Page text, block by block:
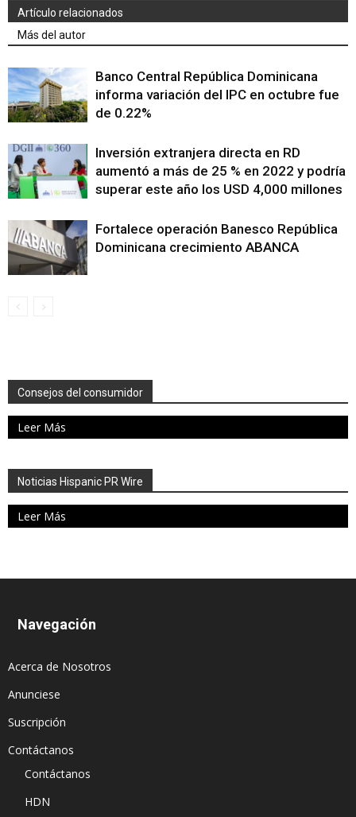
Artículo relacionados
Más del autor
Banco Central República Dominicana
informa variación del IPC en octubre fue
de 0.22%
Inversión extranjera directa en RD
aumentó a más de 25 % en 2022 y podría
superar este año los USD 4,000 millones
Fortalece operación Banesco República
Dominicana crecimiento ABANCA
Consejos del consumidor
Leer Más
Noticias Hispanic PR Wire
Leer Más
Navegación
Acerca de Nosotros
Anunciese
Suscripción
Contáctanos
Contáctanos
HDN